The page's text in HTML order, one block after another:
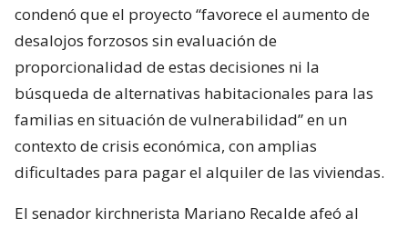
condenó que el proyecto “favorece el aumento de
desalojos forzosos sin evaluación de
proporcionalidad de estas decisiones ni la
búsqueda de alternativas habitacionales para las
familias en situación de vulnerabilidad” en un
contexto de crisis económica, con amplias
dificultades para pagar el alquiler de las viviendas.
El senador kirchnerista Mariano Recalde afeó al